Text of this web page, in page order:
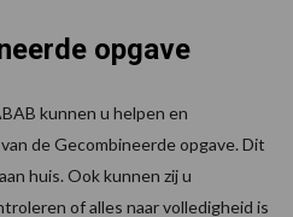
opgave
kunnen u helpen en
de Gecombineerde opgave. Dit
huis. Ook kunnen zij u
of alles naar volledigheid is